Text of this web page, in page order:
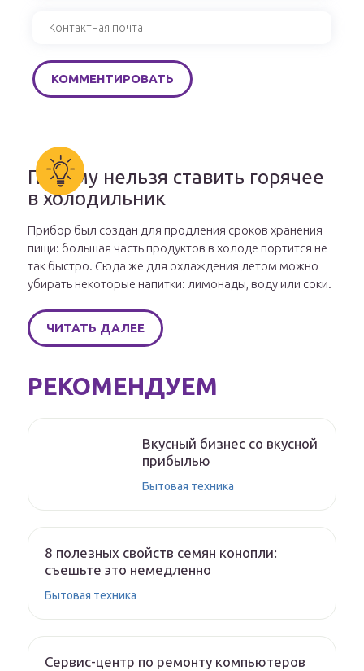
Почему нельзя ставить горячее
в холодильник
Прибор был создан для продления сроков хранения
пищи: большая часть продуктов в холоде портится не
так быстро. Сюда же для охлаждения летом можно
убирать некоторые напитки: лимонады, воду или соки.
ЧИТАТЬ ДАЛЕЕ
РЕКОМЕНДУЕМ
Вкусный бизнес со вкусной
прибылью
Бытовая техника
8 полезных свойств семян конопли:
съешьте это немедленно
Бытовая техника
Сервис-центр по ремонту компьютеров